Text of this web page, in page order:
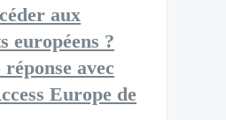
aux
européens ?
avec
Europe de